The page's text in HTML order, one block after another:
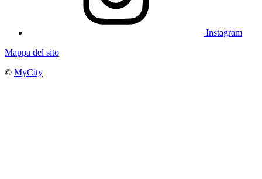
Instagram
Mappa del sito
© MyCity